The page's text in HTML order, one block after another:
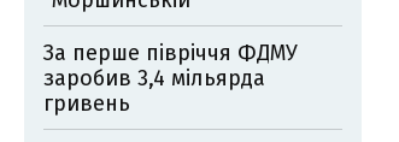
За перше півріччя ФДМУ
заробив 3,4 мільярда
гривень